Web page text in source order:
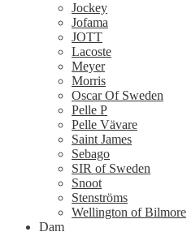
Jockey
Jofama
JOTT
Lacoste
Meyer
Morris
Oscar Of Sweden
Pelle P
Pelle Vävare
Saint James
Sebago
SIR of Sweden
Snoot
Stenströms
Wellington of Bilmore
Dam